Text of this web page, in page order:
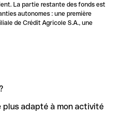
La partie restante des fonds est
autonomes : une première
de Crédit Agricole S.A., une
plus adapté à mon activité